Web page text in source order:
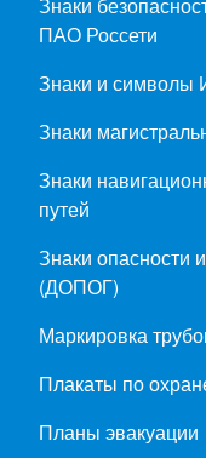
ПАО Россети
Знаки и символы
Знаки
Знаки
путей
Знаки опасности
(ДОПОГ)
Маркировка
Плакаты по
Планы эвакуации